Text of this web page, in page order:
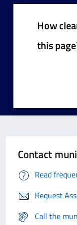
How
this
Contact
Read
Request
Call the